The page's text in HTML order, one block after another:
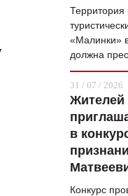
«Малинки»
должна
31 / 07 / 2026
Жителей
в
Конкурс